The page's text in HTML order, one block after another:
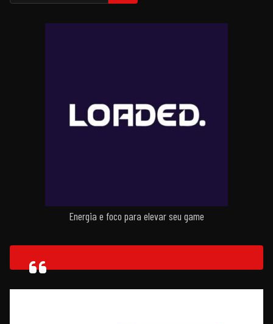
Energia e foco para elevar seu game